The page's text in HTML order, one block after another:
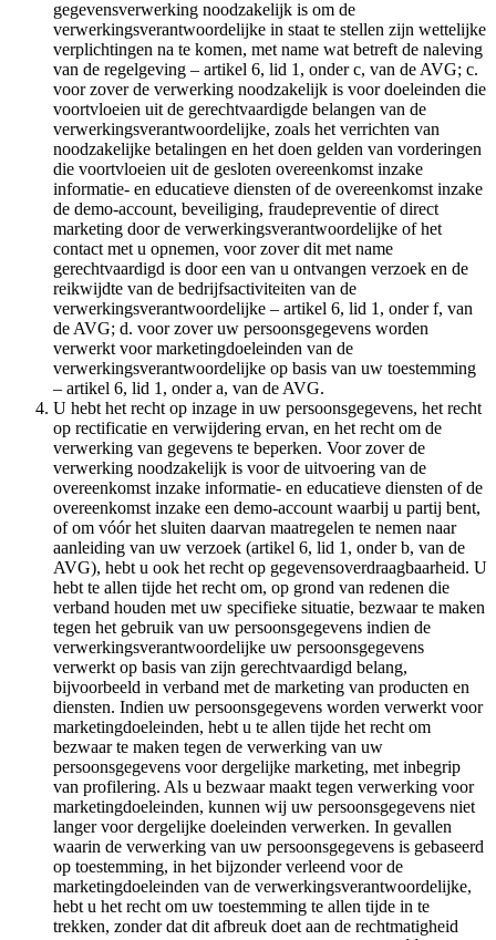
gegevensverwerking noodzakelijk is om de
verwerkingsverantwoordelijke in staat te stellen zijn wettelijke
verplichtingen na te komen, met name wat betreft de naleving
van de regelgeving – artikel 6, lid 1, onder c, van de AVG; c.
voor zover de verwerking noodzakelijk is voor doeleinden die
voortvloeien uit de gerechtvaardigde belangen van de
verwerkingsverantwoordelijke, zoals het verrichten van
noodzakelijke betalingen en het doen gelden van vorderingen
die voortvloeien uit de gesloten overeenkomst inzake
informatie- en educatieve diensten of de overeenkomst inzake
de demo-account, beveiliging, fraudepreventie of direct
marketing door de verwerkingsverantwoordelijke of het
contact met u opnemen, voor zover dit met name
gerechtvaardigd is door een van u ontvangen verzoek en de
reikwijdte van de bedrijfsactiviteiten van de
verwerkingsverantwoordelijke – artikel 6, lid 1, onder f, van
de AVG; d. voor zover uw persoonsgegevens worden
verwerkt voor marketingdoeleinden van de
verwerkingsverantwoordelijke op basis van uw toestemming
– artikel 6, lid 1, onder a, van de AVG.
U hebt het recht op inzage in uw persoonsgegevens, het recht
op rectificatie en verwijdering ervan, en het recht om de
verwerking van gegevens te beperken. Voor zover de
verwerking noodzakelijk is voor de uitvoering van de
overeenkomst inzake informatie- en educatieve diensten of de
overeenkomst inzake een demo-account waarbij u partij bent,
of om vóór het sluiten daarvan maatregelen te nemen naar
aanleiding van uw verzoek (artikel 6, lid 1, onder b, van de
AVG), hebt u ook het recht op gegevensoverdraagbaarheid. U
hebt te allen tijde het recht om, op grond van redenen die
verband houden met uw specifieke situatie, bezwaar te maken
tegen het gebruik van uw persoonsgegevens indien de
verwerkingsverantwoordelijke uw persoonsgegevens
verwerkt op basis van zijn gerechtvaardigd belang,
bijvoorbeeld in verband met de marketing van producten en
diensten. Indien uw persoonsgegevens worden verwerkt voor
marketingdoeleinden, hebt u te allen tijde het recht om
bezwaar te maken tegen de verwerking van uw
persoonsgegevens voor dergelijke marketing, met inbegrip
van profilering. Als u bezwaar maakt tegen verwerking voor
marketingdoeleinden, kunnen wij uw persoonsgegevens niet
langer voor dergelijke doeleinden verwerken. In gevallen
waarin de verwerking van uw persoonsgegevens is gebaseerd
op toestemming, in het bijzonder verleend voor de
marketingdoeleinden van de verwerkingsverantwoordelijke,
hebt u het recht om uw toestemming te allen tijde in te
trekken, zonder dat dit afbreuk doet aan de rechtmatigheid